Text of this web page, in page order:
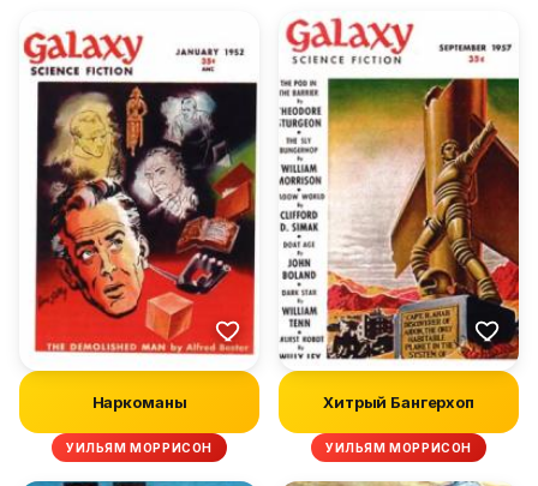
Наркоманы
УИЛЬЯМ МОРРИСОН
Хитрый Бангерхоп
УИЛЬЯМ МОРРИСОН